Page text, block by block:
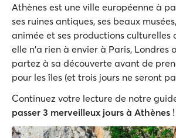
Athènes est une ville européenne à
ses ruines antiques, ses beaux
animée et ses productions culturelles
elle n'a rien à envier à Paris, Londres
partez à sa découverte avant de
pour les îles (et trois jours ne seront
Continuez votre lecture de notre
passer 3 merveilleux jours à Athènes !